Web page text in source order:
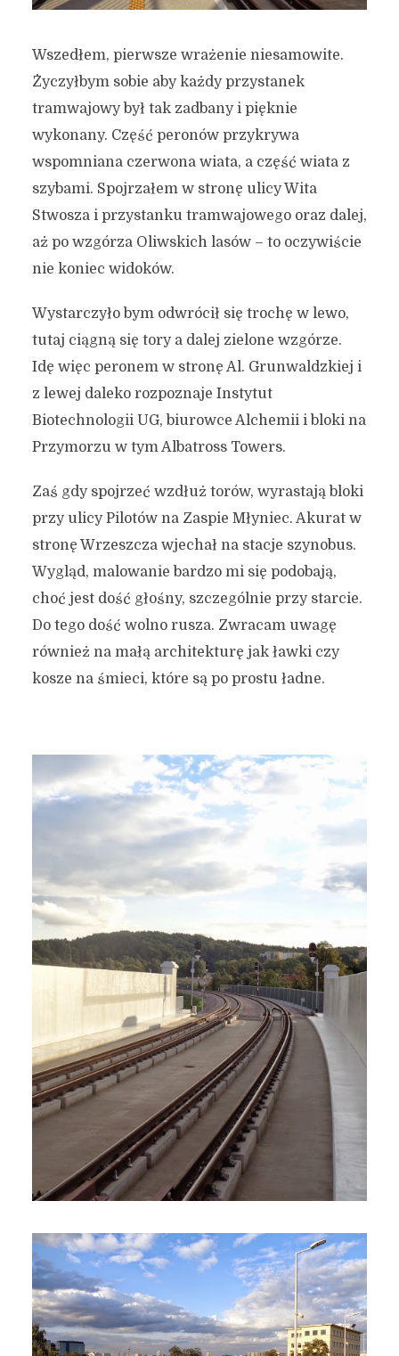
Strzyża PKM – dobry punkt
widokowy
7 stycznia 2016
3 min czytania
Autor:Kamil Sulewski
Wszedłem, pierwsze wrażenie niesamowite.
Życzyłbym sobie aby każdy przystanek
tramwajowy był tak zadbany i pięknie
wykonany. Część peronów przykrywa
wspomniana czerwona wiata, a część wiata z
szybami. Spojrzałem w stronę ulicy Wita
Stwosza i przystanku tramwajowego oraz dalej,
aż po wzgórza Oliwskich lasów – to oczywiście
nie koniec widoków.
Wystarczyło bym odwrócił się trochę w lewo,
tutaj ciągną się tory a dalej zielone wzgórze.
Idę więc peronem w stronę Al. Grunwaldzkiej i
z lewej daleko rozpoznaje Instytut
Biotechnologii UG, biurowce Alchemii i bloki na
Przymorzu w tym Albatross Towers.
Zaś gdy spojrzeć wzdłuż torów, wyrastają bloki
przy ulicy Pilotów na Zaspie Młyniec. Akurat w
stronę Wrzeszcza wjechał na stacje szynobus.
Wygląd, malowanie bardzo mi się podobają,
choć jest dość głośny, szczególnie przy starcie.
Do tego dość wolno rusza. Zwracam uwagę
również na małą architekturę jak ławki czy
kosze na śmieci, które są po prostu ładne.